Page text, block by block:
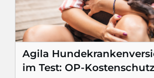
Agila
im Test: OP-